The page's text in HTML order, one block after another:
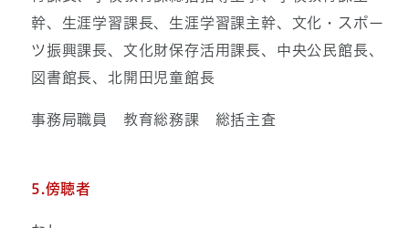
幹、生涯学習課長、生涯学習課主幹、文化・スポー
ツ振興課長、文化財保存活用課長、中央公民館長、
図書館長、北開田児童館長
事務局職員 教育総務課 総括主査
5.傍聴者